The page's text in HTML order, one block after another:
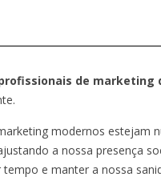
de marketing
modernos
a nossa presença
e manter a nossa